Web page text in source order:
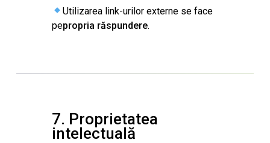
Utilizarea link-urilor externe se face
pepropria răspundere.
7. Proprietatea
intelectuală